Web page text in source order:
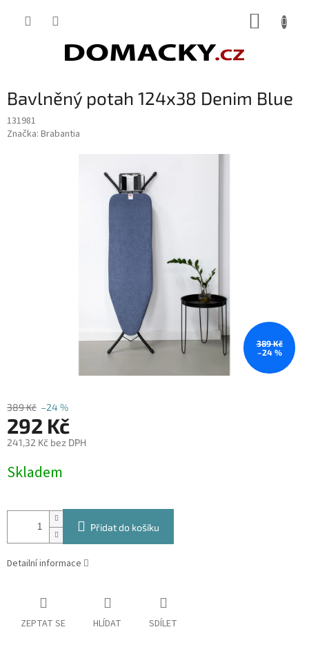
Bavlněný potah 124x38 Denim Blue
131981
Značka: Brabantia
389 Kč
–24 %
389 Kč –24 %
292 Kč
241,32 Kč bez DPH
cena:
Skladem
Přidat do košíku
Detailní informace
ZEPTAT SE HLÍDAT SDÍLET